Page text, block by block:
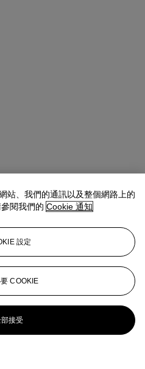
站、我們的通訊以及整個網路上的
閱我們的 Cookie 通知
設定
COOKIE
接受